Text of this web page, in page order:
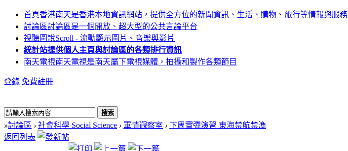
首頁香港南天是香港本地資訊網站，提供全方位的新聞資訊、生活、購物、旅行等情報與服務
討論區討論區是一個開放、超大型的公共言論平台
視聽圖說Scroll - 流動顯示圖片、音樂與影片
統計站提供個人主頁與討論區的各類排行資訊
南天電視南天電視是南天屬下電視媒體，拍攝和製作各類節目
登錄 免費註冊
搜索
»討論區 › 社會科學 Social Science › 軍情觀察室 › 下周實彈演習 東海禁航禁漁
返回列表